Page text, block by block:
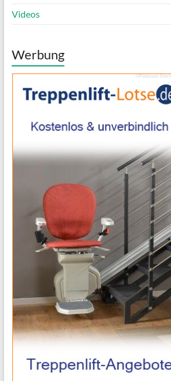
Videos
Werbung